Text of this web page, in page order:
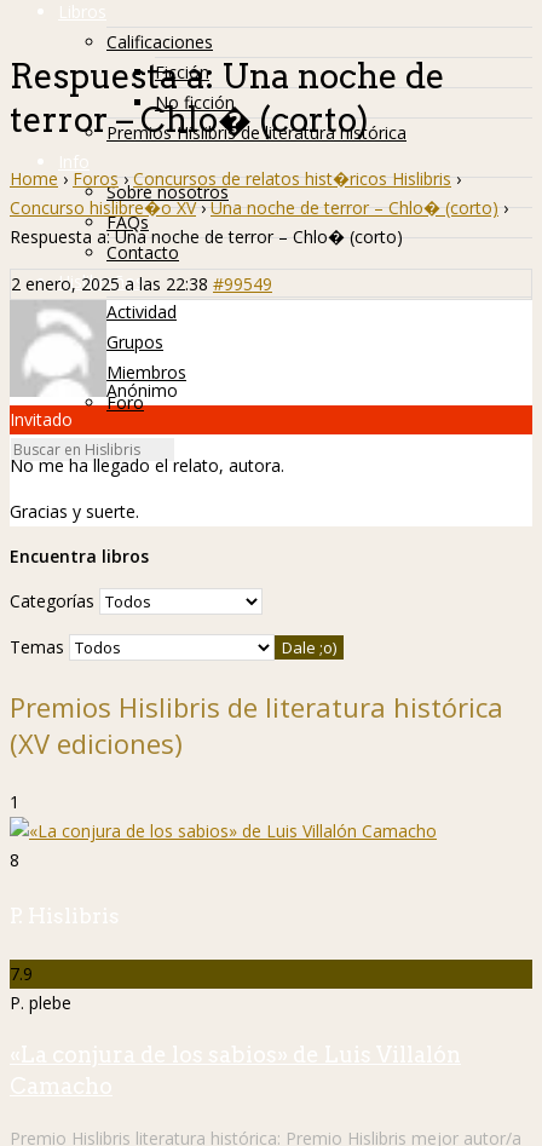
Libros
Calificaciones
Ficción
No ficción
Premios Hislibris de literatura histórica
Info
Sobre nosotros
FAQs
Contacto
Hislibreños
Actividad
Grupos
Miembros
Foro
Respuesta a: Una noche de
terror – Chlo� (corto)
Home › Foros › Concursos de relatos hist�ricos Hislibris ›
Concurso hislibre�o XV › Una noche de terror – Chlo� (corto) ›
Respuesta a: Una noche de terror – Chlo� (corto)
2 enero, 2025 a las 22:38 #99549
Anónimo
Invitado
No me ha llegado el relato, autora.
Gracias y suerte.
Encuentra libros
Categorías
Temas
Premios Hislibris de literatura histórica
(XV ediciones)
1
8
P. Hislibris
7.9
P. plebe
«La conjura de los sabios» de Luis Villalón
Camacho
Premio Hislibris literatura histórica: Premio Hislibris mejor autor/a